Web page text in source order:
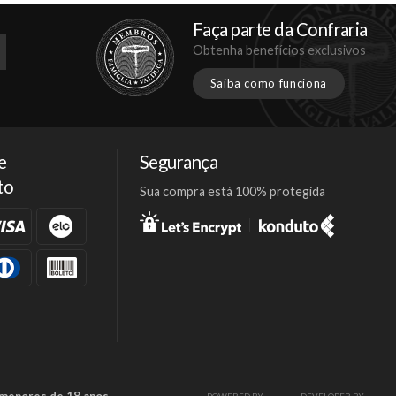
Faça parte da Confraria
Obtenha benefícios exclusivos
Saiba como funciona
Segurança
Sua compra está 100% protegida